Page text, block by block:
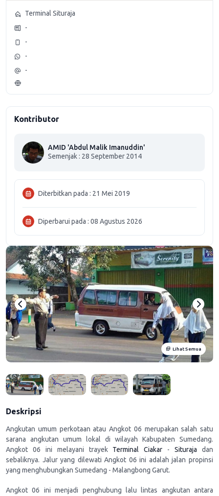
Terminal Situraja
-
-
-
-
Kontributor
AMID 'Abdul Malik Imanuddin'
Semenjak : 28 September 2014
Diterbitkan pada : 21 Mei 2019
Diperbarui pada : 08 Agustus 2026
Lihat Semua
Deskripsi
Angkutan umum perkotaan atau Angkot 06 merupakan salah satu
sarana angkutan umum lokal di wilayah Kabupaten Sumedang.
Angkot 06 ini melayani trayek Terminal Ciakar -Situraja dan
sebaliknya. Jalur yang dilewati Angkot 06 ini adalah jalan propinsi
yang menghubungkan Sumedang - Malangbong Garut.
Angkot 06 ini menjadi penghubung lalu lintas angkutan antara